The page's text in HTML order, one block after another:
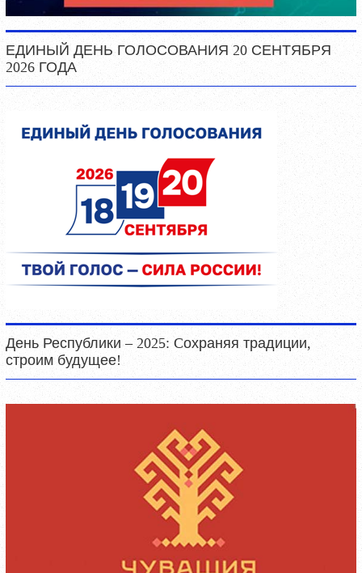
ЕДИНЫЙ ДЕНЬ ГОЛОСОВАНИЯ 20 СЕНТЯБРЯ
2026 ГОДА
День Республики – 2025: Cохраняя традиции,
строим будущее!